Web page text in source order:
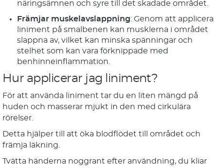
näringsämnen och syre till det skadade området.
Främjar muskelavslappning: Genom att applicera
liniment på smalbenen kan musklerna i området
slappna av, vilket kan minska spänningar och
stelhet som kan vara förknippade med
benhinneinflammation.
Hur applicerar jag liniment?
För att använda liniment tar du en liten mängd på
huden och masserar mjukt in den med cirkulära
rörelser.
Detta hjälper till att öka blodflödet till området och
främja läkning.
Tvätta händerna noggrant efter användning, du kliar